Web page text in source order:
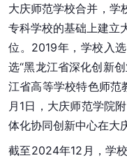
大庆师范学校合并，学
专科学校的基础上建立
位。2019年，学校入选
选“黑龙江省深化创新
江省高等学校特色师范
月1日，大庆师范学院
体化协同创新中心在大
截至2024年12月，学